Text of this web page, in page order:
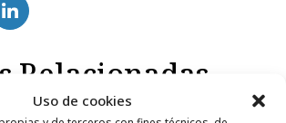
Uso de cookies
Relacionadas